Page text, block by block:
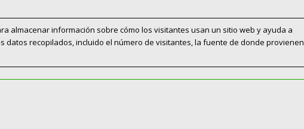
almacenar información sobre cómo los visitantes usan un sitio web y ayuda a
datos recopilados, incluido el número de visitantes, la fuente de donde provienen